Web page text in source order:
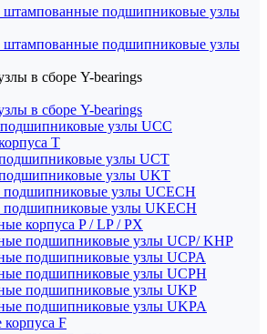
штампованные подшипниковые узлы
штампованные подшипниковые узлы
в сборе Y-bearings
в сборе Y-bearings
узлы UCC
T
узлы UCT
узлы UKT
подшипниковые узлы UCECH
подшипниковые узлы UKECH
корпуса P / LP / PX
подшипниковые узлы UCP/ KHP
подшипниковые узлы UCPA
подшипниковые узлы UCPH
подшипниковые узлы UKP
подшипниковые узлы UKPA
F